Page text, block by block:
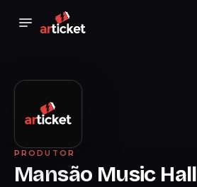
PRODUTOR
Mansão Music Hall